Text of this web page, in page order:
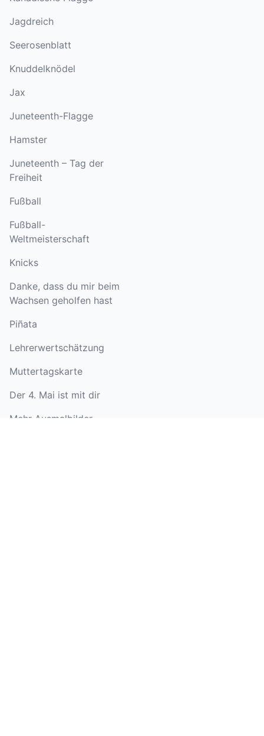
Jagdreich
Seerosenblatt
Knuddelknödel
Jax
Juneteenth-Flagge
Hamster
Juneteenth – Tag der
Freiheit
Fußball
Fußball-
Weltmeisterschaft
Knicks
Danke, dass du mir beim
Wachsen geholfen hast
Piñata
Lehrerwertschätzung
Muttertagskarte
Der 4. Mai ist mit dir
Mehr Ausmalbilder-